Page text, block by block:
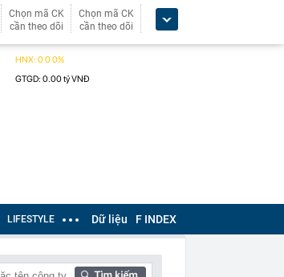
Chọn mã CK
cần theo dõi
Chọn mã CK
cần theo dõi
LIFESTYLE Dữ liệu F INDEX